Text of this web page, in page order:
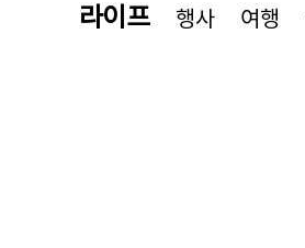
라이프 행사 여행